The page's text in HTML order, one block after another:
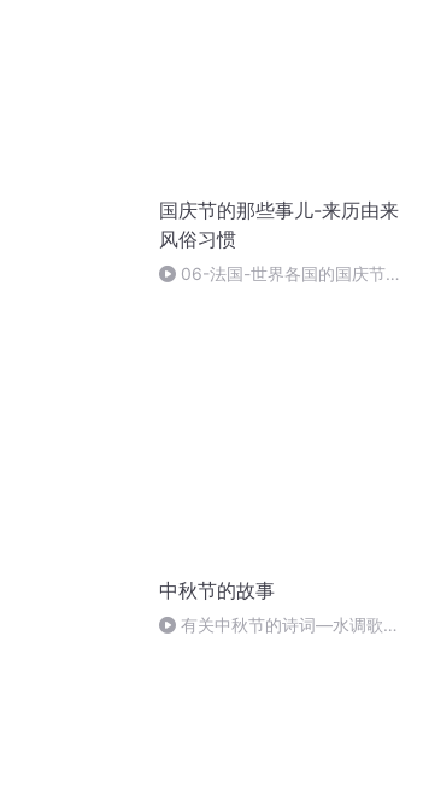
国庆节的那些事儿-来历由来
风俗习惯
06-法国-世界各国的国庆节-
中秋节的故事
有关中秋节的诗词―水调歌